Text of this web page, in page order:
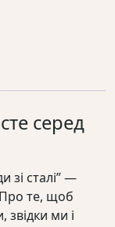
серед
зі сталі” —
те, щоб
звідки ми і